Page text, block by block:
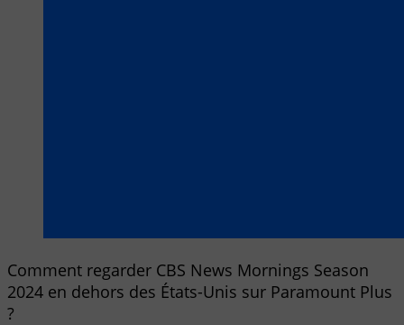
Comment regarder CBS News Mornings Season
2024 en dehors des États-Unis sur Paramount Plus
?